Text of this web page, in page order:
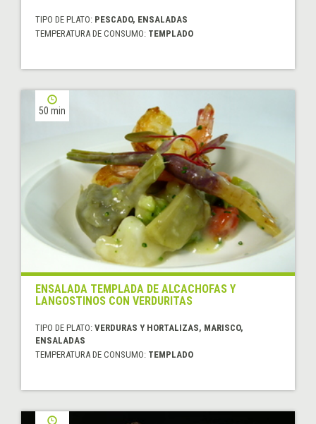
TIPO DE PLATO: PESCADO, ENSALADAS
TEMPERATURA DE CONSUMO: TEMPLADO
50 min
ENSALADA TEMPLADA DE ALCACHOFAS Y
LANGOSTINOS CON VERDURITAS
TIPO DE PLATO: VERDURAS Y HORTALIZAS, MARISCO,
ENSALADAS
TEMPERATURA DE CONSUMO: TEMPLADO